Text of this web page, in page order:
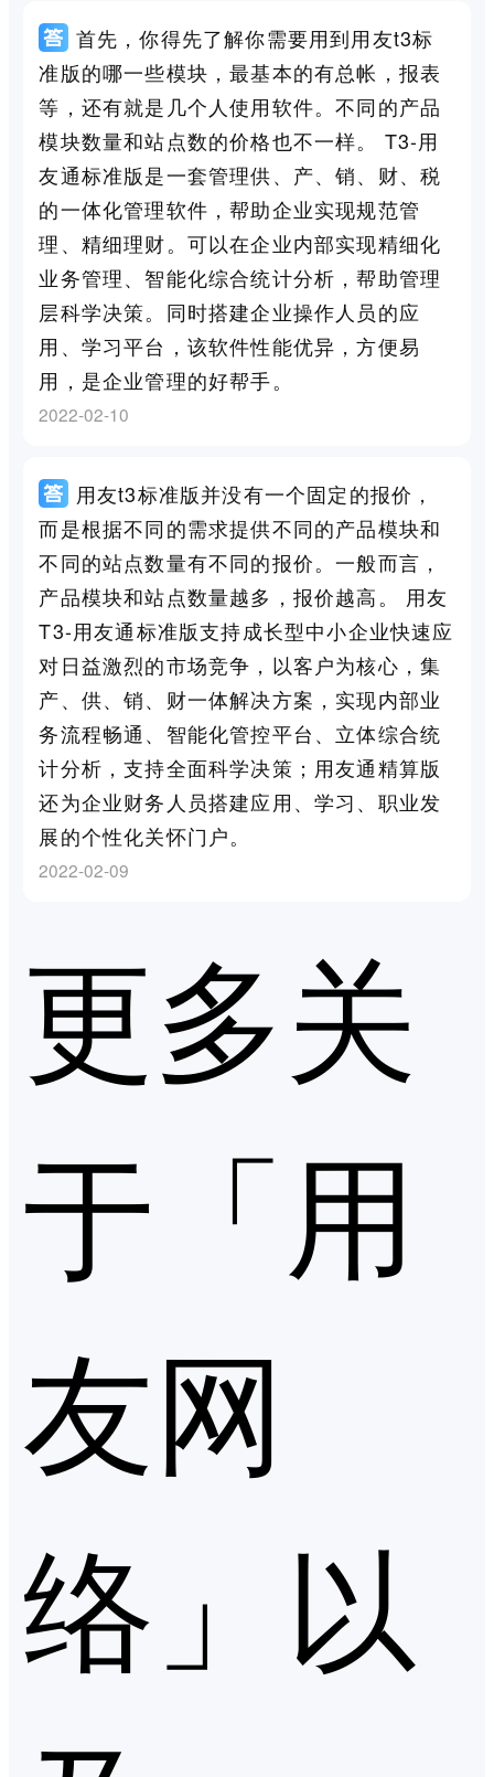
首先，你得先了解你需要用到用友t3标
准版的哪一些模块，最基本的有总帐，报表
等，还有就是几个人使用软件。不同的产品
模块数量和站点数的价格也不一样。 T3-用
友通标准版是一套管理供、产、销、财、税
的一体化管理软件，帮助企业实现规范管
理、精细理财。可以在企业内部实现精细化
业务管理、智能化综合统计分析，帮助管理
层科学决策。同时搭建企业操作人员的应
用、学习平台，该软件性能优异，方便易
用，是企业管理的好帮手。
2022-02-10
用友t3标准版并没有一个固定的报价，
而是根据不同的需求提供不同的产品模块和
不同的站点数量有不同的报价。一般而言，
产品模块和站点数量越多，报价越高。 用友
T3-用友通标准版支持成长型中小企业快速应
对日益激烈的市场竞争，以客户为核心，集
产、供、销、财一体解决方案，实现内部业
务流程畅通、智能化管控平台、立体综合统
计分析，支持全面科学决策；用友通精算版
还为企业财务人员搭建应用、学习、职业发
展的个性化关怀门户。
2022-02-09
更多关
于「用
友网
络」以